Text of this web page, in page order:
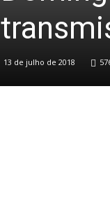
13 de julho de 2018